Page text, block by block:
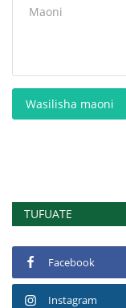
Wasilisha maoni
TUFUATE
Facebook
Instagram